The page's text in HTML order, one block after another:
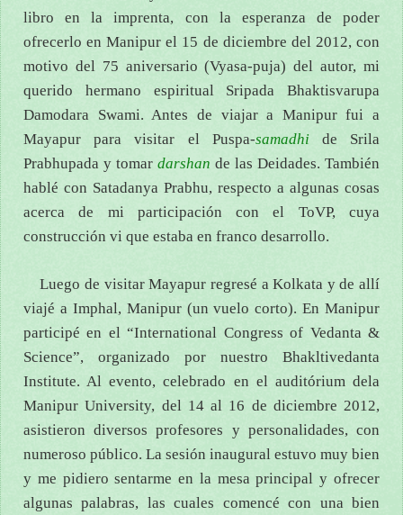
libro en la imprenta, con la esperanza de poder
ofrecerlo en Manipur el 15 de diciembre del 2012, con
motivo del 75 aniversario (Vyasa-puja) del autor, mi
querido hermano espiritual Sripada Bhaktisvarupa
Damodara Swami. Antes de viajar a Manipur fui a
Mayapur para visitar el Puspa-samadhide Srila
Prabhupada y tomar darshan de las Deidades. También
hablé con Satadanya Prabhu, respecto a algunas cosas
acerca de mi participación con el ToVP, cuya
construcción vi que estaba en franco desarrollo.
Luego de visitar Mayapur regresé a Kolkata y de allí
viajé a Imphal, Manipur (un vuelo corto). En Manipur
participé en el “International Congress of Vedanta &
Science”, organizado por nuestro Bhakltivedanta
Institute. Al evento, celebrado en el auditórium dela
Manipur University, del 14 al 16 de diciembre 2012,
asistieron diversos profesores y personalidades, con
numeroso público. La sesión inaugural estuvo muy bien
y me pidiero sentarme en la mesa principal y ofrecer
algunas palabras, las cuales comencé con una bien